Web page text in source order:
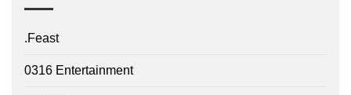
.Feast
0316 Entertainment